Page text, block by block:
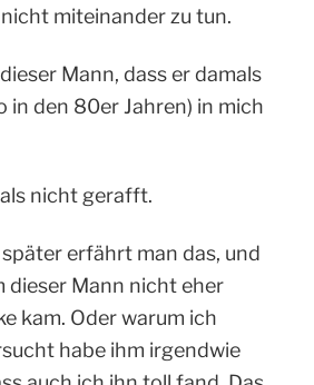
miteinander zu tun.
Mann, dass er damals
in den 80er Jahren) in mich
nicht gerafft.
erfährt man das, und
dieser Mann nicht eher
kam. Oder warum ich
habe ihm irgendwie